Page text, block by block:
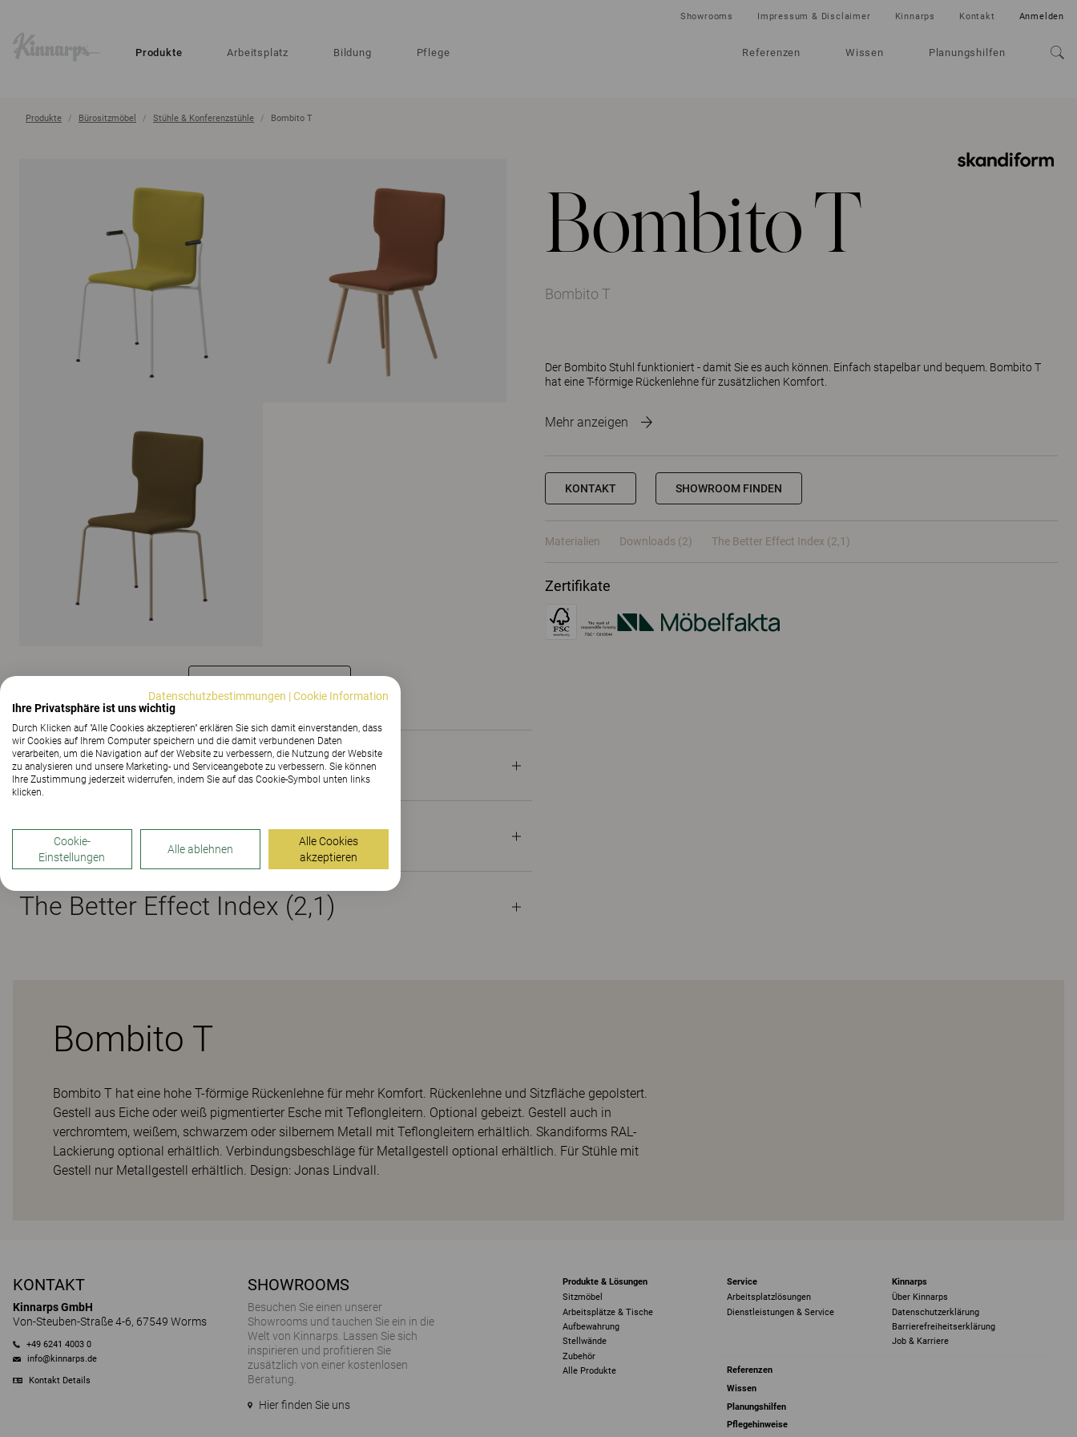
Produkte Arbeitsplatz Bildung Pflege Referenzen Wissen Planungshilfen
Showrooms Impressum & Disclaimer Kinnarps Kontakt Anmelden
Produkte Bürositzmöbel Stühle & Konferenzstühle Bombito T
Bombito T
Bombito T
Der Bombito Stuhl funktioniert - damit Sie es auch können. Einfach stapelbar und bequem. Bombito T
hat eine T-förmige Rückenlehne für zusätzlichen Komfort.
Mehr anzeigen
KONTAKT SHOWROOM FINDEN
Materialien Downloads (2) The Better Effect Index (2,1)
Zertifikate
Materialien
Downloads (2)
The Better Effect Index (2,1)
Bombito T
Bombito T hat eine hohe T-förmige Rückenlehne für mehr Komfort. Rückenlehne und Sitzfläche gepolstert.
Gestell aus Eiche oder weiß pigmentierter Esche mit Teflongleitern. Optional gebeizt. Gestell auch in
verchromtem, weißem, schwarzem oder silbernem Metall mit Teflongleitern erhältlich. Skandiforms RAL-
Lackierung optional erhältlich. Verbindungsbeschläge für Metallgestell optional erhältlich. Für Stühle mit
Gestell nur Metallgestell erhältlich. Design: Jonas Lindvall.
KONTAKT
Kinnarps GmbH
Von-Steuben-Straße 4-6, 67549 Worms
+49 6241 4003 0
info@kinnarps.de
Kontakt Details
SHOWROOMS
Besuchen Sie einen unserer
Showrooms und tauchen Sie ein in die
Welt von Kinnarps. Lassen Sie sich
inspirieren und profitieren Sie
zusätzlich von einer kostenlosen
Beratung.
Hier finden Sie uns
Produkte & Lösungen
Sitzmöbel
Arbeitsplätze & Tische
Aufbewahrung
Stellwände
Zubehör
Alle Produkte
Service
Arbeitsplatzlösungen
Dienstleistungen & Service
Kinnarps
Über Kinnarps
Datenschutzerklärung
Barrierefreiheits­erklärung
Job & Karriere
Referenzen
Wissen
Planungshilfen
Pflegehinweise
Datenschutzbestimmungen |Cookie Information
Ihre Privatsphäre ist uns wichtig
Durch Klicken auf "Alle Cookies akzeptieren" erklären Sie sich damit einverstanden, dass
wir Cookies auf Ihrem Computer speichern und die damit verbundenen Daten
verarbeiten, um die Navigation auf der Website zu verbessern, die Nutzung der Website
zu analysieren und unsere Marketing- und Serviceangebote zu verbessern. Sie können
Ihre Zustimmung jederzeit widerrufen, indem Sie auf das Cookie-Symbol unten links
klicken.
Cookie-
Einstellungen
Alle ablehnen
Alle Cookies
akzeptieren